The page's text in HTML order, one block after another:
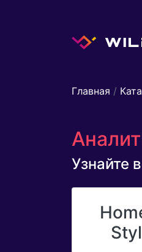
Главная /
Узнайте